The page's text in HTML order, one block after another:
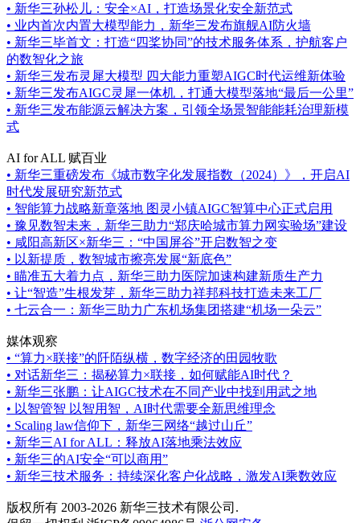
• 新华三孙松儿：安全×AI，打造场景化安全新范式
• 业内首次内置大模型能力，新华三发布旗舰AI防火墙
• 新华三毕首文：打造“四桨协同”的技术服务体系，护航客户
的数智化之旅
• 新华三发布灵犀大模型 四大能力重塑AIGC时代运维新体验
• 新华三发布AIGC灵犀一体机，打通大模型落地“最后一公里”
• 新华三发布能源云解决方案，引领全场景智能能耗治理新模
式
AI for ALL 赋百业
• 新华三重磅发布《城市数字化发展指数（2024）》，开启AI
时代发展研究新范式
• 智能算力战略新章落地 图灵小镇AIGC智算中心正式启用
• 豫见数智未来，新华三助力“郑庆哈城市算力网实验场”建设
• 咸阳高新区×新华三：“中国屏谷”开启数智之变
• 以新提质，数智城市擦亮发展“新底色”
• 瞄准五大着力点，新华三助力医院加速构建新质生产力
• 让“智造”生根发芽，新华三助力祥邦科技打造未来工厂
• 七云合一：新华三助力广东机场集团搭建“机场一朵云”
媒体观察
• “算力×联接”的阡陌纵横，数字经济的田园牧歌
• 对话新华三：揭秘算力×联接，如何赋能AI时代？
• 新华三张鹏：让AIGC技术在不同产业中找到用武之地
• 以智管智 以智用智，AI时代需要全新思维理念
• Scaling law信仰下，新华三网络“越过山丘”
• 新华三AI for ALL：释放AI落地乘法效应
• 新华三的AI安全“可以商用”
• 新华三技术服务：持续深化客户化战略，激发AI乘数效应
版权所有 2003-2026 新华三技术有限公司.